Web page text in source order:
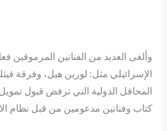
وألغى العديد من الفنانين المرموقين
الإسرائيلي مثل: لورين هيل، وفرقة
المحافل الدولية التي ترفض قبول
كتاب وفنانين مدعومين من قبل نظام